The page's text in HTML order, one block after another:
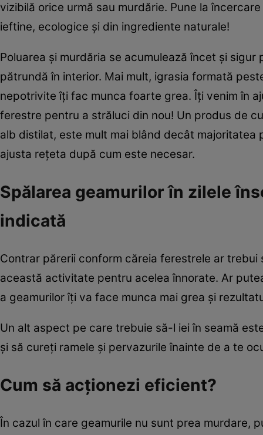
vizibilă orice urmă sau murdărie. Pune la
ieftine, ecologice şi din ingrediente naturale!
Poluarea şi murdăria se acumulează încet şi
pătrundă în interior. Mai mult, igrasia formată
nepotrivite îţi fac munca foarte grea. Îţi venim în
ferestre pentru a străluci din nou! Un produs de
alb distilat, este mult mai blând decât
ajusta reţeta după cum este necesar.
Spălarea geamurilor în zilele
indicată
Contrar părerii conform căreia ferestrele ar
această activitate pentru acelea înnorate. Ar
a geamurilor îţi va face munca mai grea şi
Un alt aspect pe care trebuie să-l iei în seamă
şi să cureţi ramele şi pervazurile înainte de a te
Cum să acţionezi eficient?
În cazul în care geamurile nu sunt prea murdare,